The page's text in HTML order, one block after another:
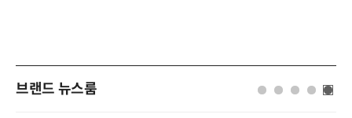
브랜드 뉴스룸